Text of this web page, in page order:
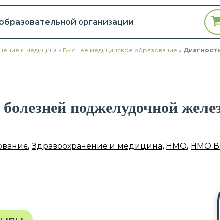
организации
и медицина » Высшее медицинское образование »
поджелудочной
,Здравоохранение и медицина, НМО, НМО